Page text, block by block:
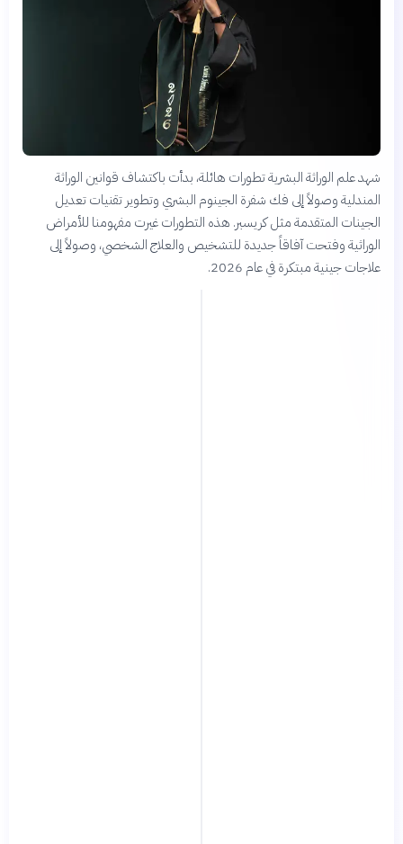
شهد علم الوراثة البشرية تطورات هائلة، بدأت باكتشاف قوانين الوراثة
المندلية وصولاً إلى فك شفرة الجينوم البشري وتطوير تقنيات تعديل
الجينات المتقدمة مثل كريسبر. هذه التطورات غيرت مفهومنا للأمراض
الوراثية وفتحت آفاقاً جديدة للتشخيص والعلاج الشخصي، وصولاً إلى
علاجات جينية مبتكرة في عام 2026.